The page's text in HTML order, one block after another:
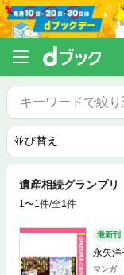
遺産相続グランプリ
1〜1件/全1件
最新刊
永矢洋
マンガ